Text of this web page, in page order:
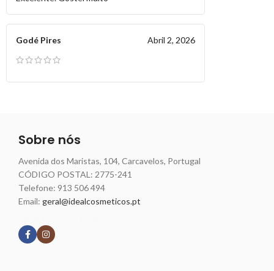
Godé Pires Abril 2, 2026
Sobre nós
Avenida dos Maristas, 104, Carcavelos, Portugal
CÓDIGO POSTAL: 2775-241
Telefone: 913 506 494
Email: geral@idealcosmeticos.pt